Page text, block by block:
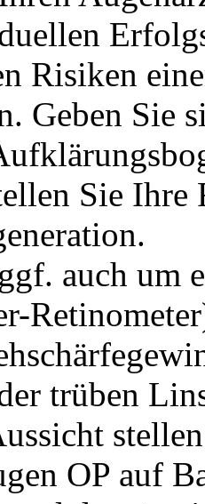
Risiken
Geben Sie
Sie Ihre
auch um
trüben
OP auf